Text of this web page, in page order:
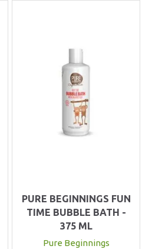
PURE BEGINNINGS FUN
TIME BUBBLE BATH -
375 ML
Pure Beginnings